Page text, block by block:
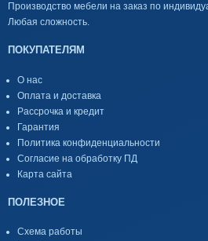
Производство мебели на заказ по
Любая сложность.
ПОКУПАТЕЛЯМ
О нас
Оплата и доставка
Рассрочка и кредит
Гарантия
Политика конфиденциальности
Согласие на обработку ПД
Карта сайта
ПОЛЕЗНОЕ
Схема работы